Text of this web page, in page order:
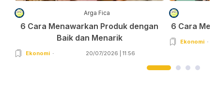
Arga Fica
6 Cara Menawarkan Produk dengan
Baik dan Menarik
Ekonomi 20/07/2026 | 11:56
6 Cara
Ekonomi